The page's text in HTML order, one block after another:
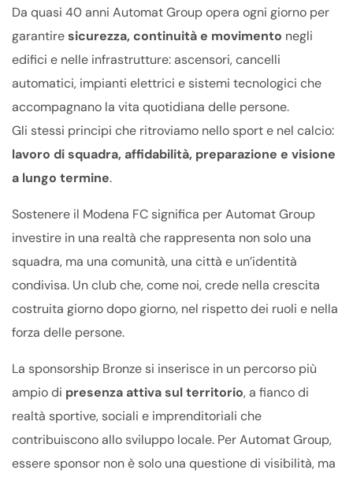
Da quasi 40 anni Automat Group opera ogni giorno per
garantiresicurezza, continuità e movimento negli
edifici e nelle infrastrutture: ascensori, cancelli
automatici, impianti elettrici e sistemi tecnologici che
accompagnano la vita quotidiana delle persone.
Gli stessi principi che ritroviamo nello sport e nel calcio:
lavoro di squadra, affidabilità, preparazione e visione
a lungo termine.
Sostenere il Modena FC significa per Automat Group
investire in una realtà che rappresenta non solo una
squadra, ma una comunità, una città e un’identità
condivisa. Un club che, come noi, crede nella crescita
costruita giorno dopo giorno, nel rispetto dei ruoli e nella
forza delle persone.
La sponsorship Bronze si inserisce in un percorso più
ampio di presenza attiva sul territorio, a fianco di
realtà sportive, sociali e imprenditoriali che
contribuiscono allo sviluppo locale. Per Automat Group,
essere sponsor non è solo una questione di visibilità, ma